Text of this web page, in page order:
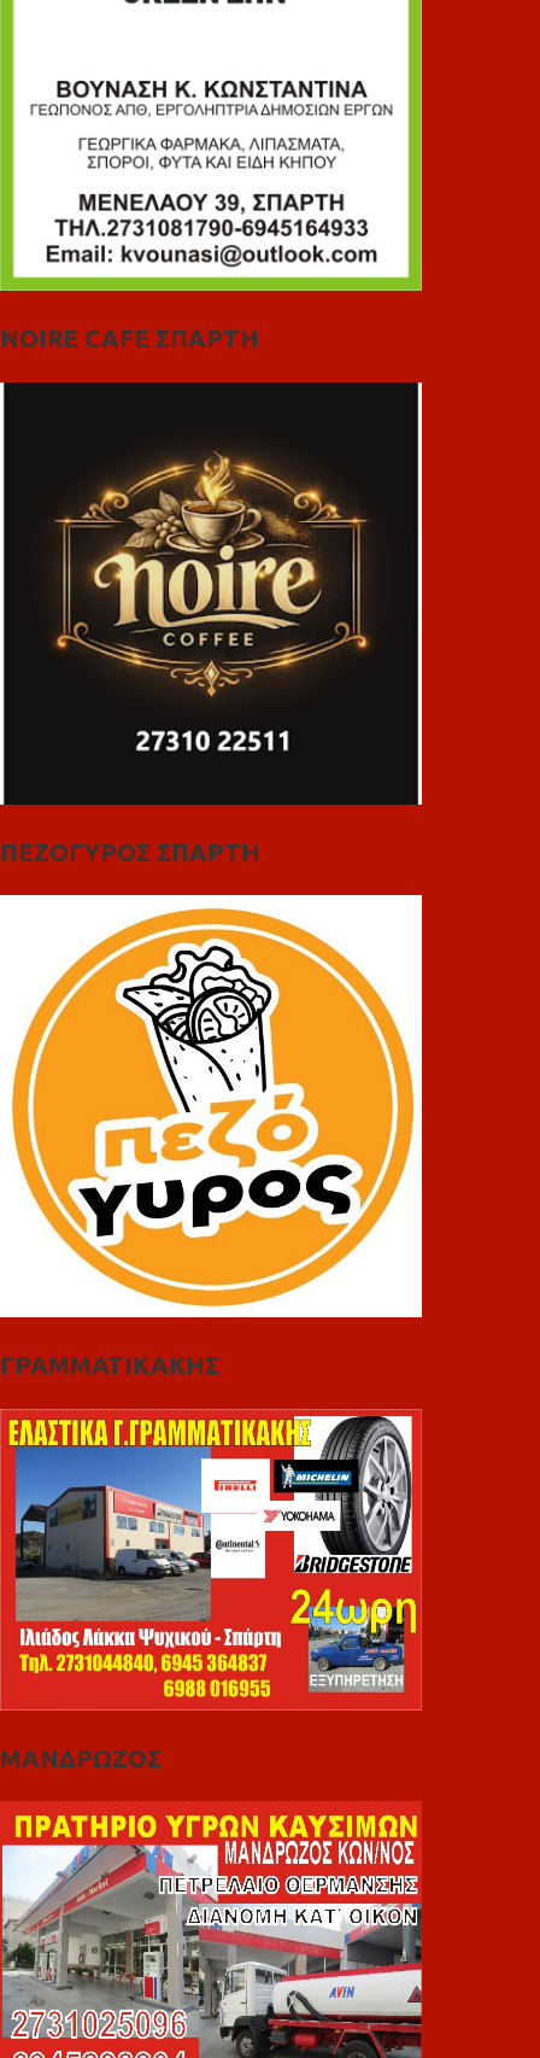
NOIRE CAFE ΣΠΑΡΤΗ
ΠΕΖΟΓΥΡΟΣ ΣΠΑΡΤΗ
ΓΡΑΜΜΑΤΙΚΑΚΗΣ
ΜΑΝΔΡΩΖΟΣ